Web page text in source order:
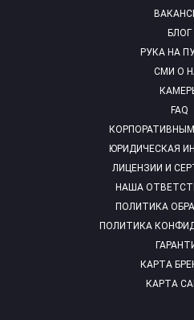
БЛОГ
РУКА НА
СМИ О
FAQ
ЮРИДИЧЕСКАЯ
ЛИЦЕНЗИИ И
НАША
ПОЛИТИКА
ПОЛИТИКА
КАРТА
КАРТА